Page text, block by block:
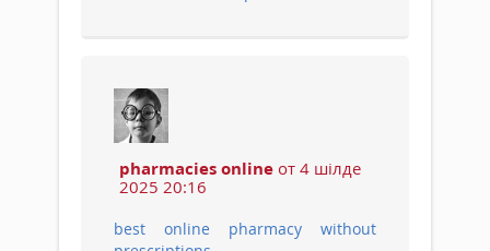
pharmacies online от 4 шілде
2025 20:16
best online pharmacy without